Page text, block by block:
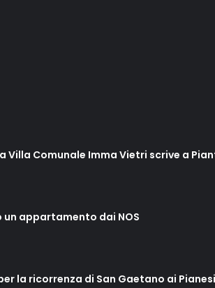
Villa Comunale Imma Vietri scrive a
appartamento dai NOS
la ricorrenza di San Gaetano ai Pianesi